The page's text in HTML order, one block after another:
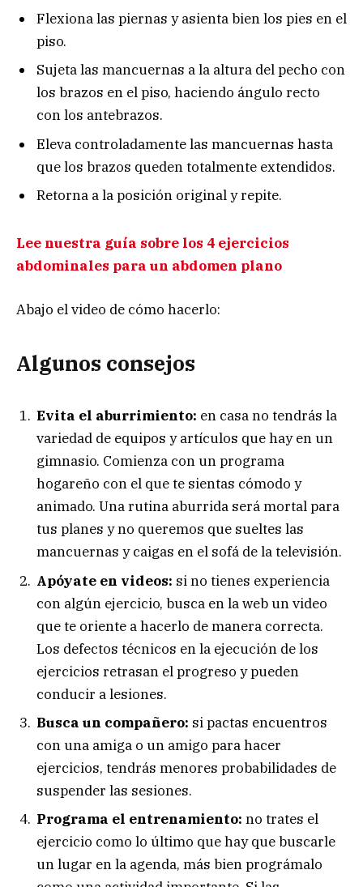
Flexiona las piernas y asienta bien los pies en el
piso.
Sujeta las mancuernas a la altura del pecho con
los brazos en el piso, haciendo ángulo recto
con los antebrazos.
Eleva controladamente las mancuernas hasta
que los brazos queden totalmente extendidos.
Retorna a la posición original y repite.
Lee nuestra guía sobre los 4 ejercicios
abdominales para un abdomen plano
Abajo el video de cómo hacerlo:
Algunos consejos
Evita el aburrimiento: en casa no tendrás la
variedad de equipos y artículos que hay en un
gimnasio. Comienza con un programa
hogareño con el que te sientas cómodo y
animado. Una rutina aburrida será mortal para
tus planes y no queremos que sueltes las
mancuernas y caigas en el sofá de la televisión.
Apóyate en videos: si no tienes experiencia
con algún ejercicio, busca en la web un video
que te oriente a hacerlo de manera correcta.
Los defectos técnicos en la ejecución de los
ejercicios retrasan el progreso y pueden
conducir a lesiones.
Busca un compañero: si pactas encuentros
con una amiga o un amigo para hacer
ejercicios, tendrás menores probabilidades de
suspender las sesiones.
Programa el entrenamiento: no trates el
ejercicio como lo último que hay que buscarle
un lugar en la agenda, más bien prográmalo